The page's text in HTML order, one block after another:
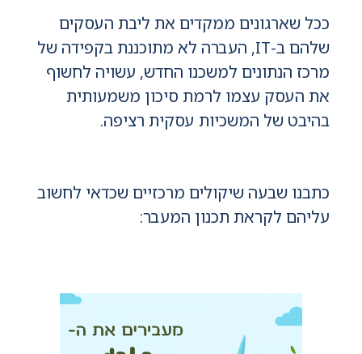
ככל שארגונים ממקדים את ליבת העסקים
שלהם ב-IT, העברה לא מתוכננת בקפידה של
מרכז הנתונים למשכנו החדש, עשויה לחשוף
את העסק עצמו לרמת סיכון משמעותית
בהיבט של המשכיות עסקית רציפה.
כתבנו שבעה שיקולים מרכזיים שכדאי לחשוב
עליהם לקראת תכנון המעבר: